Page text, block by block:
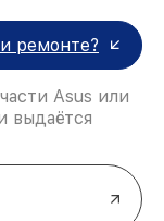
ремонте?
Asus или
выдаётся